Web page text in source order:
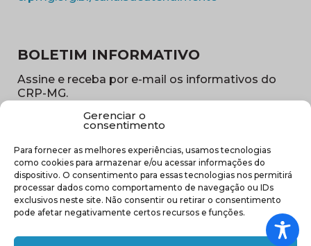
Gerenciar o
consentimento
Para fornecer as melhores experiências, usamos tecnologias
como cookies para armazenar e/ou acessar informações do
dispositivo. O consentimento para essas tecnologias nos permitirá
processar dados como comportamento de navegação ou IDs
exclusivos neste site. Não consentir ou retirar o consentimento
pode afetar negativamente certos recursos e funções.
BOLETIM INFORMATIVO
Assine e receba por e-mail os informativos do
CRP-MG.
E-
mail
(obrigatório)
Sub
região